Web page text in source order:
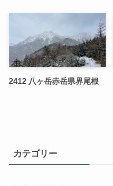
2412 八ヶ岳赤岳県界尾根
カテゴリー